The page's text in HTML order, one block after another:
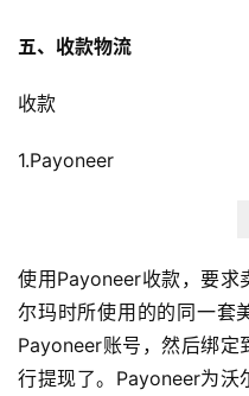
科
社
营
境
导
航
五、收款物流
收款
1.Payoneer
使用Payoneer收款，要求
尔玛时所使用的的同一套
Payoneer账号，然后绑定
行提现了。Payoneer为沃